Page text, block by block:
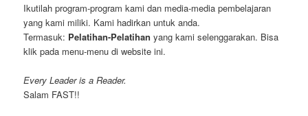
Ikutilah program-program kami dan media-media pembelajaran
yang kami miliki. Kami hadirkan untuk anda.
Termasuk: Pelatihan-Pelatihan yang kami selenggarakan. Bisa
klik pada menu-menu di website ini.
Every Leader is a Reader.
Salam FAST!!